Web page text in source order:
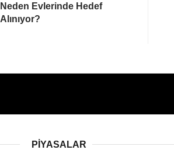
Neden Evlerinde Hedef
Alınıyor?
PIYASALAR